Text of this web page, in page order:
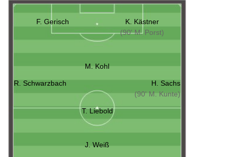
F. Gerisch
K. Kästner
(90' M. Porst)
M. Kohl
R. Schwarzbach
H. Sachs
(90' M. Kunte)
T. Liebold
J. Weiß